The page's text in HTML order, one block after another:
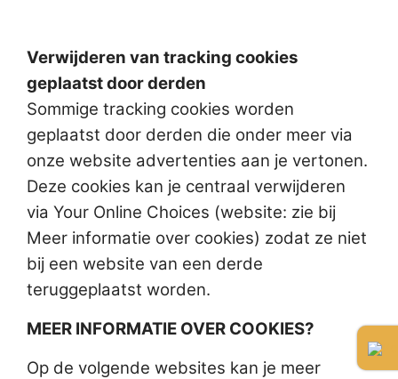
Verwijderen van tracking cookies
geplaatst door derden
Sommige tracking cookies worden
geplaatst door derden die onder meer via
onze website advertenties aan je vertonen.
Deze cookies kan je centraal verwijderen
via Your Online Choices (website: zie bij
Meer informatie over cookies) zodat ze niet
bij een website van een derde
teruggeplaatst worden.
MEER INFORMATIE OVER COOKIES?
Op de volgende websites kan je meer